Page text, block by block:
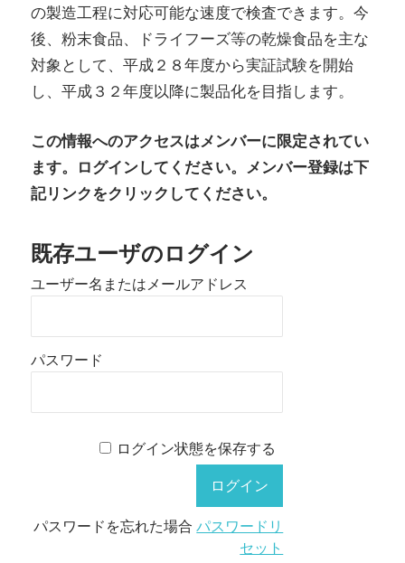
の製造工程に対応可能な速度で検査できます。今
後、粉末食品、ドライフーズ等の乾燥食品を主な
対象として、平成２８年度から実証試験を開始
し、平成３２年度以降に製品化を目指します。
この情報へのアクセスはメンバーに限定されてい
ます。ログインしてください。メンバー登録は下
記リンクをクリックしてください。
既存ユーザのログイン
ユーザー名またはメールアドレス
パスワード
ログイン状態を保存する
パスワードを忘れた場合パスワードリ
セット